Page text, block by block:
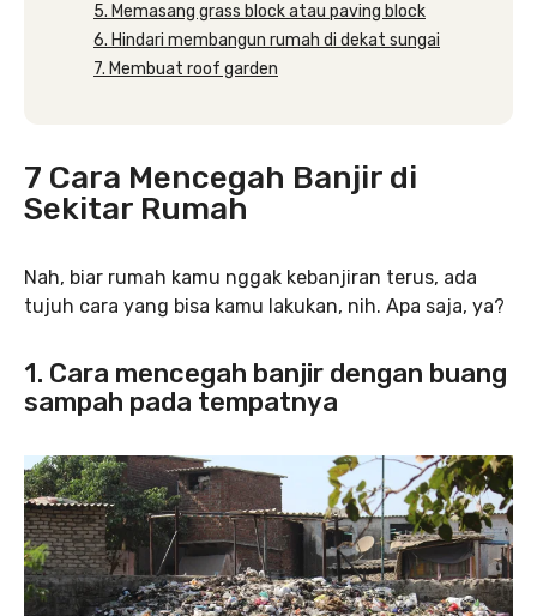
5. Memasang grass block atau paving block
6. Hindari membangun rumah di dekat sungai
7. Membuat roof garden
7 Cara Mencegah Banjir di
Sekitar Rumah
Nah, biar rumah kamu nggak kebanjiran terus, ada
tujuh cara yang bisa kamu lakukan, nih. Apa saja, ya?
1. Cara mencegah banjir dengan buang
sampah pada tempatnya